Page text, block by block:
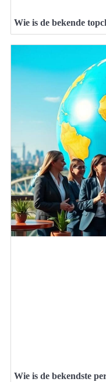
Wie is de bekende
Wie is de bekendste